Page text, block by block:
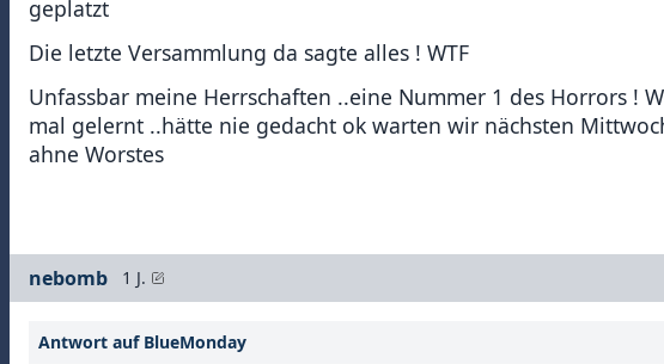
geplatzt
Die letzte Versammlung da sagte alles ! WTF
Unfassbar meine Herrschaften ..eine Nummer 1 des Horrors !
mal gelernt ..hätte nie gedacht ok warten wir nächsten
ahne Worstes
nebomb 1 J.
Antwort auf BlueMonday